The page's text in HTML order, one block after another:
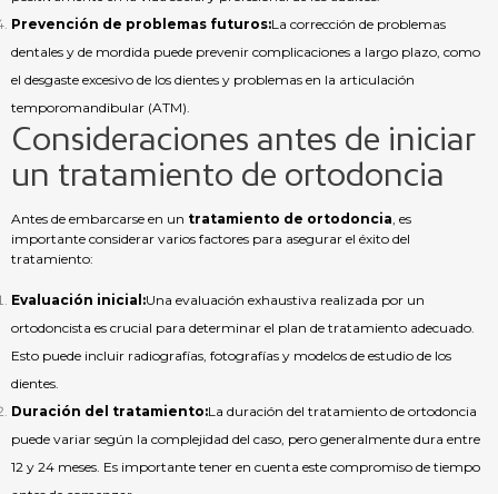
Prevención de problemas futuros:La corrección de problemas
dentales y de mordida puede prevenir complicaciones a largo plazo, como
el desgaste excesivo de los dientes y problemas en la articulación
temporomandibular (ATM).
Consideraciones antes de iniciar
un tratamiento de ortodoncia
Antes de embarcarse en un tratamiento de ortodoncia , es
importante considerar varios factores para asegurar el éxito del
tratamiento:
Evaluación inicial:Una evaluación exhaustiva realizada por un
ortodoncista es crucial para determinar el plan de tratamiento adecuado.
Esto puede incluir radiografías, fotografías y modelos de estudio de los
dientes.
Duración del tratamiento:La duración del tratamiento de ortodoncia
puede variar según la complejidad del caso, pero generalmente dura entre
12 y 24 meses. Es importante tener en cuenta este compromiso de tiempo